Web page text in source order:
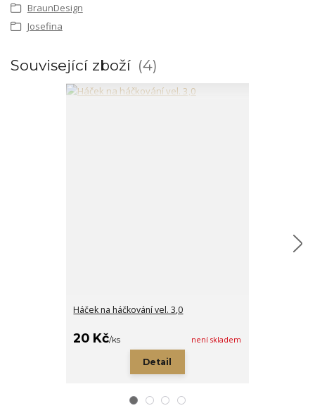
BraunDesign
Josefina
Související zboží 4
Háček na háčkování vel. 3,0
20 Kč/ks není skladem
Detail